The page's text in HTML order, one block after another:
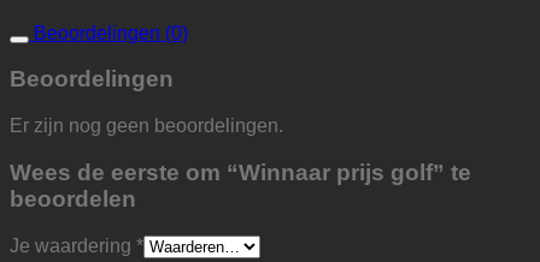
Beoordelingen (0)
Beoordelingen
Er zijn nog geen beoordelingen.
Wees de eerste om “Winnaar prijs golf” te
beoordelen
Je waardering *